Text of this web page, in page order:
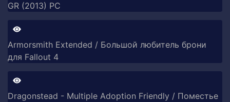
GR (2013) PC
Armorsmith Extended / Большой любитель брони
для Fallout 4
Dragonstead - Multiple Adoption Friendly / Поместье